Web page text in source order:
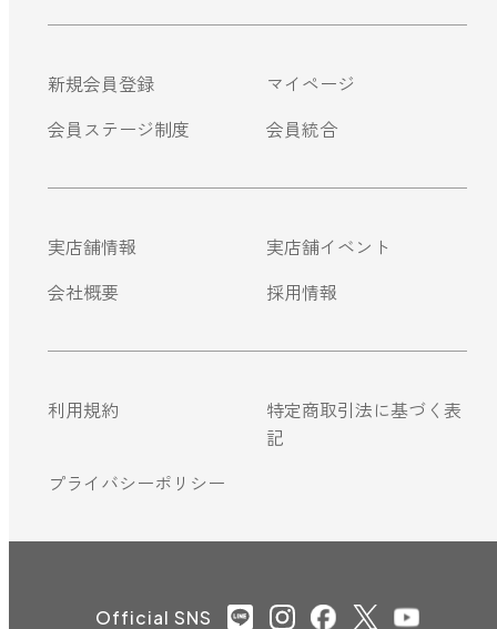
新規会員登録
マイページ
会員ステージ制度
会員統合
実店舗情報
実店舗イベント
会社概要
採用情報
利用規約
特定商取引法に基づく表
記
プライバシーポリシー
Official SNS